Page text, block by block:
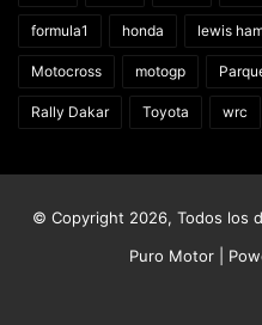
formula1 honda lewis
Motocross motogp
Rally Dakar Toyota wrc
© Copyright 2026, Todos los
Puro Motor |